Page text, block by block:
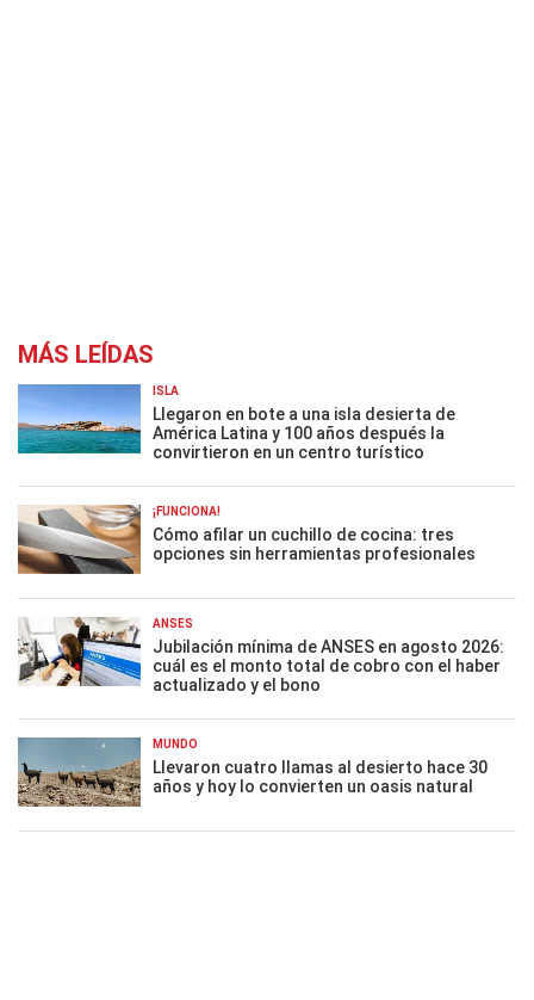
MÁS LEÍDAS
ISLA
Llegaron en bote a una isla desierta de
América Latina y 100 años después la
convirtieron en un centro turístico
¡FUNCIONA!
Cómo afilar un cuchillo de cocina: tres
opciones sin herramientas profesionales
ANSES
Jubilación mínima de ANSES en agosto 2026:
cuál es el monto total de cobro con el haber
actualizado y el bono
MUNDO
Llevaron cuatro llamas al desierto hace 30
años y hoy lo convierten un oasis natural